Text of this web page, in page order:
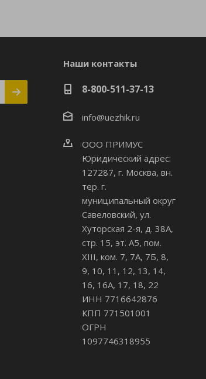
Наши контакты
8-800-511-37-13
info@uezhik.ru
ООО ПРИМУС
Юридический адрес:
127287, г. Москва, вн.
тер. г.
муниципальный округ
Савеловский, ул.
Хуторская 2-я, д. 38А,
стр. 15, эт. А5, пом.
XIII, ком. 7, 7А, 7Б, 8,
9, 10, 11, 12, 13, 14,
16, 16А, 17, 18, 22
ИНН 7716642876
КПП 771501001
ОГРН
1097746318955